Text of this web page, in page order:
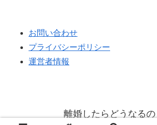
お問い合わせ
プライバシーポリシー
運営者情報
離婚したらどうなるの